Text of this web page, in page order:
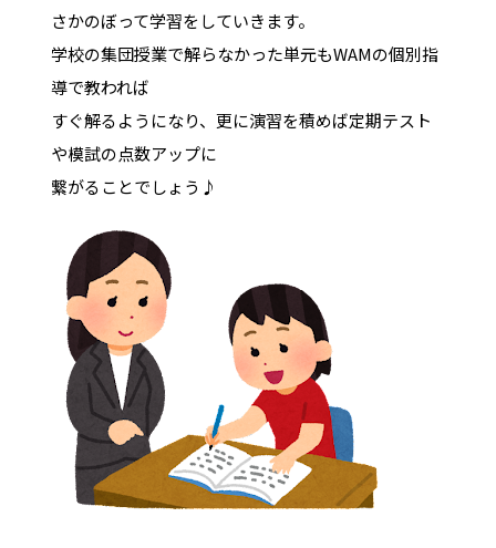
さかのぼって学習をしていきます。
学校の集団授業で解らなかった単元もWAMの個別指
導で教われば
すぐ解るようになり、更に演習を積めば定期テスト
や模試の点数アップに
繋がることでしょう♪